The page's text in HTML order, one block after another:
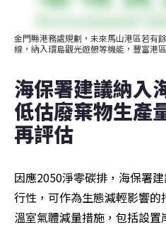
金門縣港務處規劃，未來馬山港區若有
線，納入環島觀光遊憩等機能，豐富港
海保署建議納入
低估廢棄物生產
再評估
因應2050淨零碳排，海保署
行性，可作為生態減輕影響
溫室氣體減量措施，包括設